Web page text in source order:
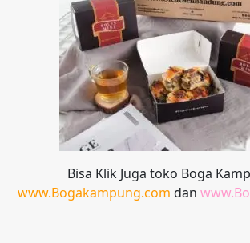
Bisa Klik Juga toko Boga
www.Bogakampung.com dan www.